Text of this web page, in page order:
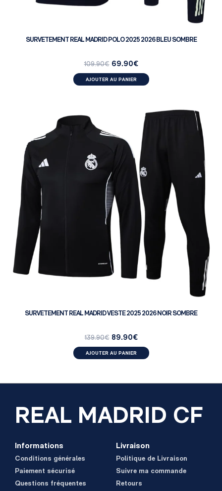
SURVETEMENT REAL MADRID POLO 2025 2026 BLEU SOMBRE
109.90€ 69.90€
AJOUTER AU PANIER
SURVETEMENT REAL MADRID VESTE 2025 2026 NOIR SOMBRE
139.90€ 89.90€
AJOUTER AU PANIER
REAL MADRID CF
Informations
Conditions générales
Paiement sécurisé
Questions fréquentes
Livraison
Politique de Livraison
Suivre ma commande
Retours